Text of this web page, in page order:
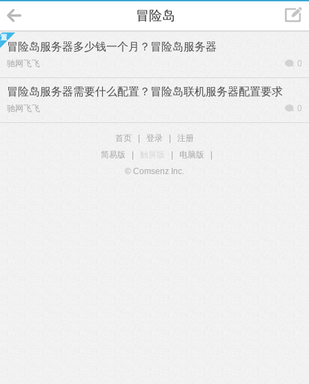
冒险岛
冒险岛服务器多少钱一个月？冒险岛服务器
驰网飞飞 0
冒险岛服务器需要什么配置？冒险岛联机服务器配置要求
驰网飞飞 0
首页 登录
注册
简易版
触屏版 电脑版
© Comsenz Inc.